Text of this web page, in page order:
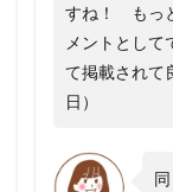
すね！ もっ
メントとして
て掲載されて
日）